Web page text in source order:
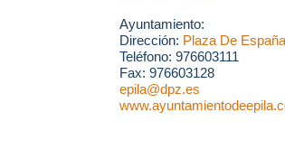
Ayuntamiento:
Dirección: Plaza De
Teléfono: 976603111
Fax: 976603128
epila@dpz.es